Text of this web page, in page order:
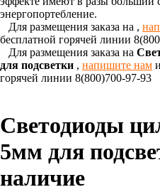
энергопортебление.
Для размещения заказа на ,
бесплатной горячей линии
Для размещения заказа на
для подсветки , напишите нам
горячей линии 8(800)700-97-93
Светодиоды
5мм для
наличие